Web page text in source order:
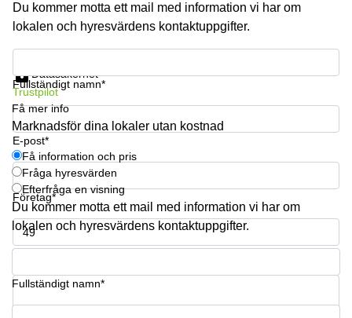
Du kommer motta ett mail med information vi har om
lokalen och hyresvärdens kontaktuppgifter.
Fullständigt namn*
E-post*
Företag*
Telefonnummer*
Datasäkerhet
Trustpilot
Få mer info
Marknadsför dina lokaler utan kostnad
Få information och pris
Fråga hyresvärden
Efterfråga en visning
Du kommer motta ett mail med information vi har om
lokalen och hyresvärdens kontaktuppgifter.
Fullständigt namn*